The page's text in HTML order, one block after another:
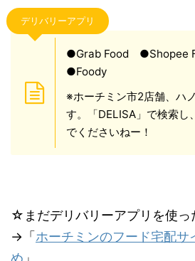
デリバリーアプリ
●Grab Food
●Foody
※ホーチミン市2店舗、ハ
す。「DELISA」で検索し
でくださいねー！
☆まだデリバリーアプリを使っ
→「 ホーチミンのフード宅配サ
め 」